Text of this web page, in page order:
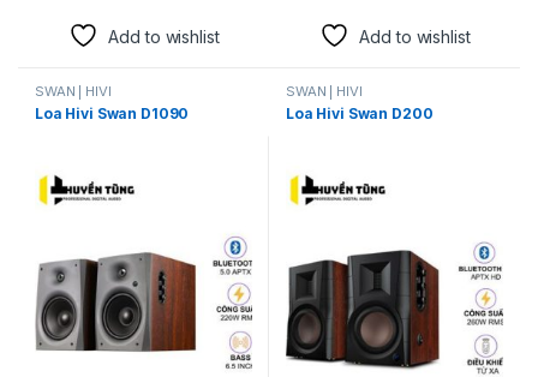
Add to wishlist Add to wishlist
SWAN | HIVI
Loa Hivi Swan D1090
SWAN | HIVI
Loa Hivi Swan D200